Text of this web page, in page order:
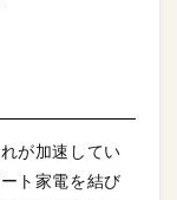
が加速してい
ト家電を結び